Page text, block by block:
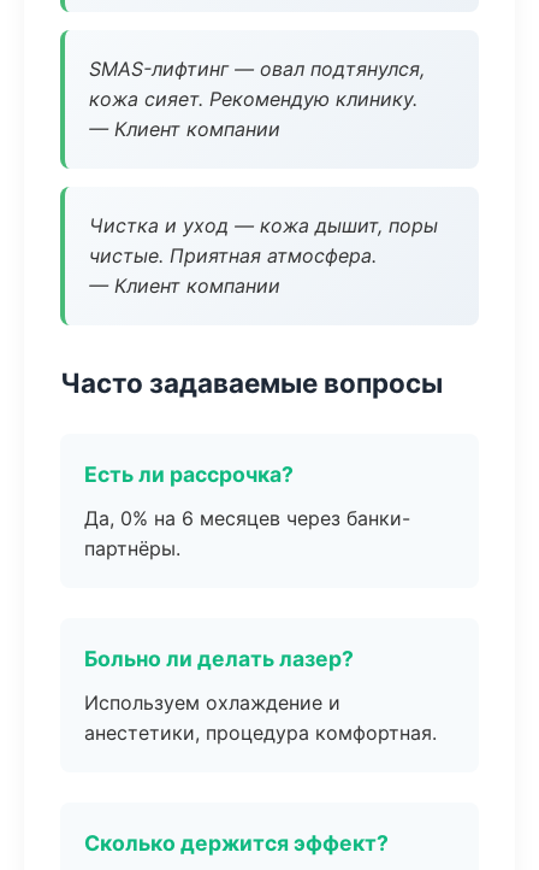
SMAS-лифтинг — овал подтянулся,
кожа сияет. Рекомендую клинику.
— Клиент компании
Чистка и уход — кожа дышит, поры
чистые. Приятная атмосфера.
— Клиент компании
Часто задаваемые вопросы
Есть ли рассрочка?
Да, 0% на 6 месяцев через банки-
партнёры.
Больно ли делать лазер?
Используем охлаждение и
анестетики, процедура комфортная.
Сколько держится эффект?